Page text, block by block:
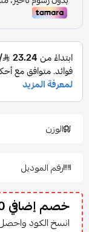
الوزن
رقم الموديل
خصم إضافي 10%
انسخ الكود